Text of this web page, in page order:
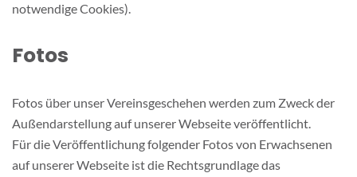
notwendige Cookies).
Fotos
Fotos über unser Vereinsgeschehen werden zum Zweck der
Außendarstellung auf unserer Webseite veröffentlicht.
Für die Veröffentlichung folgender Fotos von Erwachsenen
auf unserer Webseite ist die Rechtsgrundlage das